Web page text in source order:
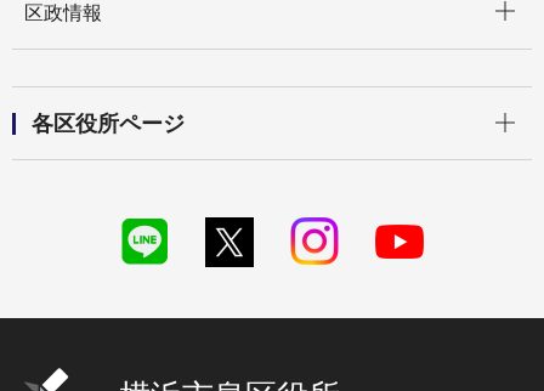
区政情報
各区役所ページ